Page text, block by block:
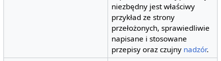
niezbędny jest właściwy
przykład ze strony
przełożonych, sprawiedliwie
napisane i stosowane
przepisy oraz czujny nadzór.